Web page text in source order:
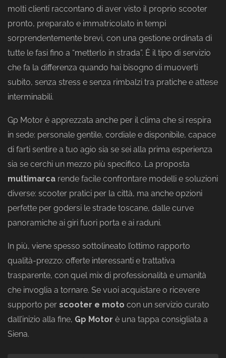
molti clienti raccontano di aver visto il proprio scooter
pronto, preparato e immatricolato in tempi
sorprendentemente brevi, con una gestione ordinata di
tutte le fasi fino a “metterlo in strada”. È il tipo di servizio
che fa la differenza quando hai bisogno di muoverti
subito, senza stress e senza rimbalzi tra pratiche e attese
interminabili.
Gp Motor è apprezzata anche per il clima che si respira
in sede: personale gentile, cordiale e disponibile, capace
di farti sentire a tuo agio sia se sei alla prima esperienza
sia se cerchi un mezzo più specifico. La proposta
multimarca rende facile confrontare modelli e soluzioni
diverse: scooter pratici per la città, ma anche opzioni
perfette per godersi le strade toscane, dalle curve
panoramiche ai giri fuori porta e ai raduni.
In più, viene spesso sottolineato l’ottimo rapporto
qualità-prezzo: offerte interessanti e trattativa
trasparente, con quel mix di professionalità e umanità
che invoglia a tornare. Se vuoi acquistare o ricevere
supporto per scooter e moto con un servizio curato
dall’inizio alla fine, Gp Motor è una tappa consigliata a
Siena.